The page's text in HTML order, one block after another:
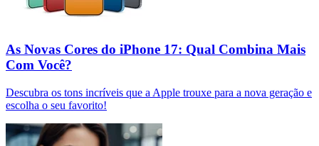
As Novas Cores do iPhone 17: Qual Combina Mais
Com Você?
Descubra os tons incríveis que a Apple trouxe para a nova geração e
escolha o seu favorito!